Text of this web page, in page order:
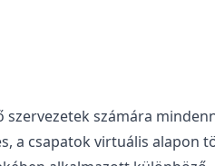
számára
a csapatok virtuális alapon